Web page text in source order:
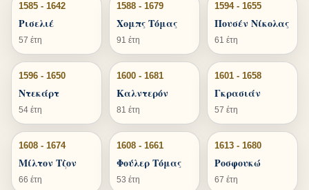
1585 - 1642
Ρισελιέ
57 έτη
1588 - 1679
Χομπς Τόμας
91 έτη
1594 - 1655
Πουσέν Νίκολας
61 έτη
1596 - 1650
Ντεκάρτ
54 έτη
1600 - 1681
Καλντερόν
81 έτη
1601 - 1658
Γκρασιάν
57 έτη
1608 - 1674
Μίλτον Τζον
66 έτη
1608 - 1661
Φούλερ Τόμας
53 έτη
1613 - 1680
Ροσφουκώ
67 έτη